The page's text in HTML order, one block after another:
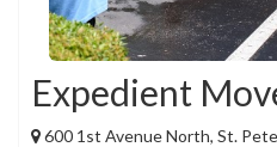
Expedient
600 1st Avenue North, St.